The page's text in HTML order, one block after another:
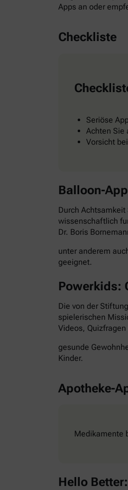
Apps an oder
Checkliste
Seriöse
Achten Sie
Vorsicht
Balloon-
Durch
wissenschaftlich
Dr. Boris
unter anderem
geeignet.
Powerkids:
Die von der
spielerischen
Videos,
gesunde
Kinder.
Apotheke-
Medikamente
Hello